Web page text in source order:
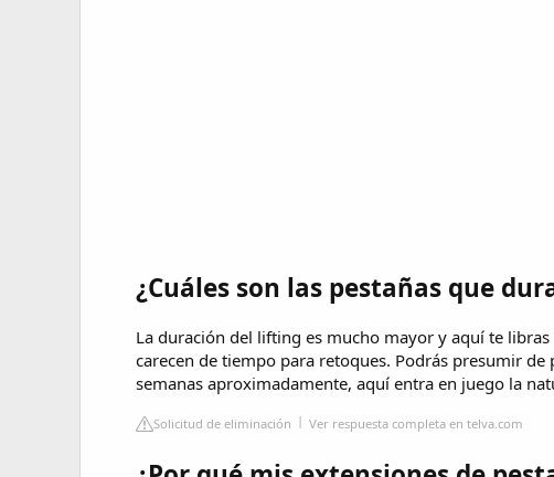
¿Cuáles son las pestañas que
La duración del lifting es mucho mayor y aquí te
carecen de tiempo para retoques. Podrás presumir
semanas aproximadamente, aquí entra en juego la
Solicitud de eliminación Ver respuesta completa en telva.com